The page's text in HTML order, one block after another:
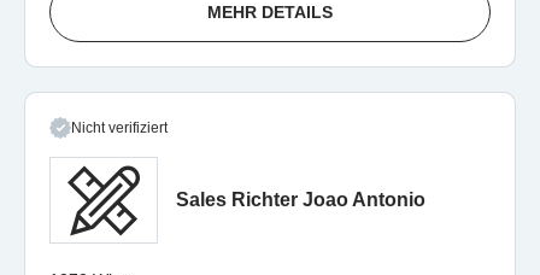
MEHR DETAILS
Nicht verifiziert
Sales Richter Joao Antonio